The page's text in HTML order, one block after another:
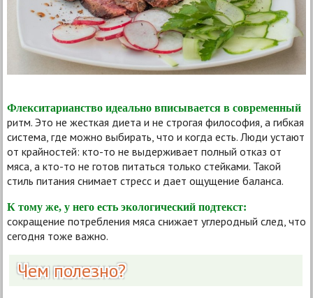
Флекситарианство идеально вписывается в современный
ритм. Это не жесткая диета и не строгая философия, а гибкая
система, где можно выбирать, что и когда есть. Люди устают
от крайностей: кто-то не выдерживает полный отказ от
мяса, а кто-то не готов питаться только стейками. Такой
стиль питания снимает стресс и дает ощущение баланса.
К тому же, у него есть экологический подтекст:
сокращение потребления мяса снижает углеродный след, что
сегодня тоже важно.
Чем полезно?